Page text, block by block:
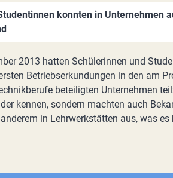
konnten in Unternehmen
2013 hatten Schülerinnen und
Betriebserkundungen in den am
beteiligten Unternehmen
kennen, sondern machten auch
in Lehrwerkstätten aus, was